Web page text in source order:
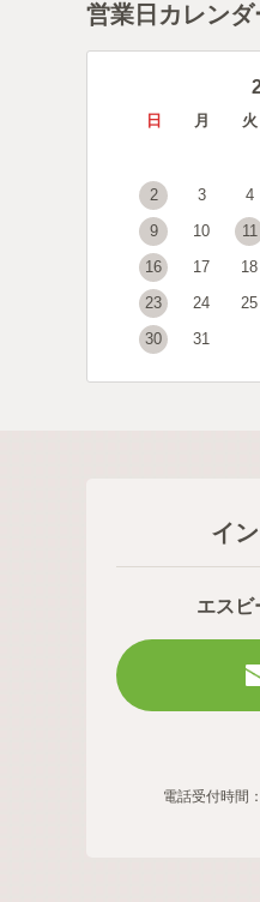
営業日カレンダ
日 月 火
2
3 4
9
10 11
16
17 18
23
24 25
30
31
イ
エスビ
電話受付時間